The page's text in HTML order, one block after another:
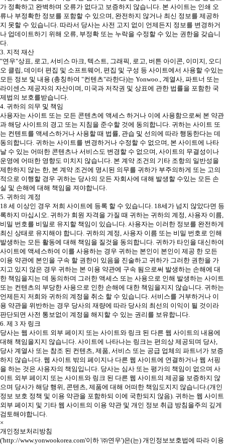
가 정확하고 완벽하며 오류가 없다고 보증하지 않습니다. 본 사이트는 인쇄 오
류나 부정확한 정보를 포함할 수 있으며, 완전하지 않거나 최신 정보를 제공하
지 못할 수 있습니다. 따라서 당사는 사전 고지 없이 언제든지 정보를 변경하거
나 업데이트하기 위해 오류, 부정확 또는 누락을 수정할 수 있는 권한을 갖습니
다.
3. 지적 재산
"연우"상표, 로고, 서비스 마크, 텍스트, 그래픽, 로고, 버튼 아이콘, 이미지, 오디
오 클립, 데이터 편집 및 소프트웨어, 편집 및 구성 등 사이트에서 사용할 수있는
모든 정보 및 내용 (총칭하여 "컨텐츠"라한다)는 Yonwoo., 계열사, 파트너 또는
라이센스 제공자의 자산이며, 미국과 저작권 및 상표에 관한 법률을 포함한 국
제법의 보호를받습니다.
4. 귀하의 의무 및 책임
사용자는 사이트 또는 모든 콘텐츠에 액세스 하거나 이에 사용함으로써 본 약관
과 해당 사이트의 경고 또는 지침을 준수할 것에 동의합니다. 귀하는 사이트 또
는 컨텐트를 액세스하거나 사용할 때 법률, 관습 및 선의에 따라 행동한다는 데
동의합니다. 귀하는 사이트를 변경하거나 수정할 수 없으며, 본 사이트에 나타
날 수 있는 어떠한 콘텐츠나 서비스도 변경할 수 없으며, 사이트의 무결성이나
운영에 어떠한 영향도 미치지 않습니다. 본 계약 조건의 기타 조항의 일반성을
제한하지 않는 한, 본 계약 조건에 명시된 의무를 귀하가 부주의하게 또는 고의
적으로 이행할 경우 귀하는 당사의 모든 자회사에 대해 발생할 수있는 모든 손
실 및 손해에 대해 책임을 져야합니다.
5. 귀하의 계정
18 세 이상인 경우 저희 사이트에 등록 할 수 있습니다. 18세가 넘지 않았다면 등
록하지 마십시오. 귀하가 회원 자격을 가질 때 귀하는 귀하의 계정, 사용자 이름,
비밀 번호를 비밀로 유지할 책임이 있습니다. 사용자는 이러한 정보를 완전하게
최신 상태로 유지해야 합니다. 귀하의 계정, 사용자 이름 또는 비밀 번호로 인해
발생하는 모든 활동에 대해 책임을 질것을 동의합니다. 귀하가 타인을 대신하여
사이트에 액세스하여 이를 사용하는 경우 귀하는 본인이 본인이 제공 한 모든
이용 약관에 본인을 구속 할 권한이 있음을 진술하고 귀하가 그러한 권한을 가
지고 있지 않은 경우 귀하는 본 이용 약관에 구속 됨으로써 발생하는 손해에 대
한 책임을지는 데 동의하며 그러한 액세스 또는 사용으로 인해 발생하는 사이트
또는 컨텐츠의 부당한 사용으로 인한 손해에 대한 책임을지지 않습니다. 귀하는
언제든지 저희와 귀하의 계정을 취소 할 수 있습니다. 서비스를 거부하거나 이
용 약관을 위반하는 경우 당사의 재량에 따라 당사의 최선의 이익이 될 것이라
판단되면 사전 통보없이 계정을 해지할 수 있는 권리를 보유합니다.
6. 제 3 자 링크
당사는 웹 사이트 외부 페이지 또는 사이트와 링크 된 다른 웹 사이트의 내용에
대해 책임을지지 않습니다. 사이트에 나타나는 링크는 편의상 제공되며 당사,
당사 계열사 또는 참조 된 컨텐츠, 제품, 서비스 또는 공급 업체의 파트너가 보증
하지 않습니다. 웹 사이트 밖의 페이지나 다른 웹 사이트에 연결하거나 웹 서핑
을 하는 것은 사용자의 책임입니다. 당사는 심사 또는 평가의 책임이 없으며 사
이트 외부 페이지 또는 사이트와 링크 된 다른 웹 사이트의 제공을 보증하지 않
으며 당사가 해당 행위, 콘텐츠, 제품에 대해 어떠한 책임도지지 않습니다.(개인
정보 보호 정책 및 이용 약관을 포함하되 이에 국한되지 않음). 귀하는 웹 사이트
외부 페이지 및 기타 웹 사이트의 이용 약관 및 개인 정보 취급 방침을주의 깊게
검토해야합니다.
×
개인정보처리방침
('http://www.yonwookorea.com'이하 '㈜연우')은(는) 개인정보보호법에 따라 이용